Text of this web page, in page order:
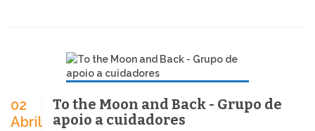
02
Abril
To the Moon and Back - Grupo de
apoio a cuidadores